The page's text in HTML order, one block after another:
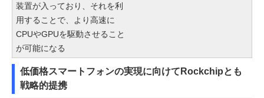
装置が入っており、それを利
用することで、より高速に
CPUやGPUを駆動させること
が可能になる
低価格スマートフォンの実現に向けてRockchipとも
戦略的提携